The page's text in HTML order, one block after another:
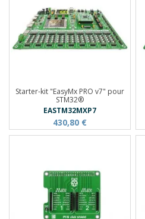
Starter-kit "EasyMx PRO v7" pour
STM32®
EASTM32MXP7
430,80 €